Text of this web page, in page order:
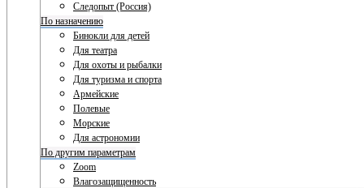
Следопыт (Россия)
По назначению
Бинокли для детей
Для театра
Для охоты и рыбалки
Для туризма и спорта
Армейские
Полевые
Морские
Для астрономии
По другим параметрам
Zoom
Влагозащищенность